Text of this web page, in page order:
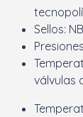
Sellos:
válvulas